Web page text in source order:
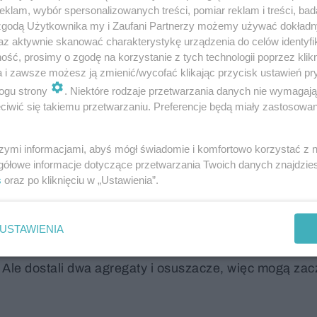
zalewać otoczenie bloku, w tym plac zabaw.
i rozsadziła ceglaną ścianę na poziomie -2. Woda
do garażu.
wezwana na miejsce straż pożarna zdołała
zniszczeniu uległo 25 samochodów(w
„Stołeczna”, z uwagi na zalanie instalacji
nas, że w mieszkaniach już jest prąd, ale w
dostali dwa agregaty i osuszacze, więc mogą
wybór spersonalizowanych treści, pomiar reklam i treści,
Użytkownika my i Zaufani Partnerzy możemy używać
aktywnie skanować charakterystykę urządzenia do celów
prosimy o zgodę na korzystanie z tych technologii poprzez
i zawsze możesz ją zmienić/wycofać klikając przycisk ustawień
strony
. Niektóre rodzaje przetwarzania danych nie
się takiemu przetwarzaniu. Preferencje będą miały
informacjami, abyś mógł świadomie i komfortowo korzystać z
informacje dotyczące przetwarzania Twoich danych
oraz po kliknięciu w „Ustawienia”.
USTAWIENIA